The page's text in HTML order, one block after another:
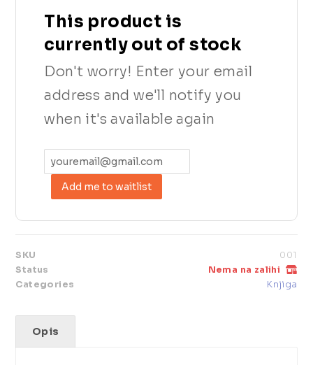
This product is
currently out of stock
Don't worry! Enter your email
address and we'll notify you
when it's available again
Add me to waitlist
SKU
001
Status
Nema na zalihi
Categories
Knjiga
Opis